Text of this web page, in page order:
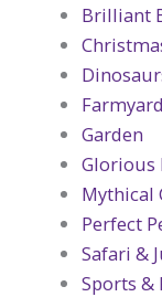
Brilliant
Garden
Glorious
Mythical
Perfect
Safari &
Sports &